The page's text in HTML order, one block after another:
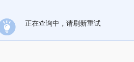
正在查询中，请刷新重试